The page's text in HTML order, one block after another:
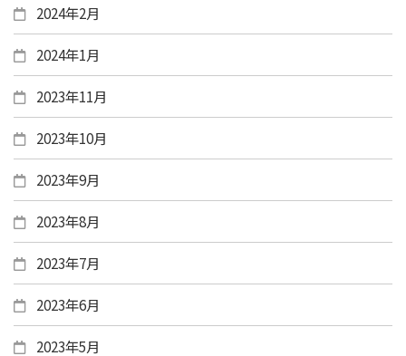
2024年2月
2024年1月
2023年11月
2023年10月
2023年9月
2023年8月
2023年7月
2023年6月
2023年5月